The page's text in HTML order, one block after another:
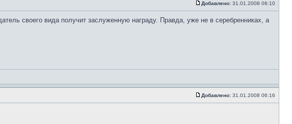
Добавлено: 31.01.2008 06:10
своего вида получит заслуженную награду. Правда, уже не в серебренниках, а
Добавлено: 31.01.2008 06:16